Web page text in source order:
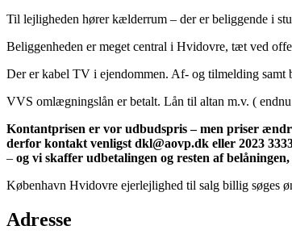
Til lejligheden hører kælderrum – der er beliggende i
Beliggenheden er meget central i Hvidovre, tæt ved
Der er kabel TV i ejendommen. Af- og tilmelding samt
VVS omlægningslån er betalt. Lån til altan m.v. (
Kontantprisen er vor udbudspris – men priser
derfor kontakt venligst dkl@aovp.dk eller 2023
– og vi skaffer udbetalingen og resten af
København Hvidovre ejerlejlighed til salg billig søges
Adresse